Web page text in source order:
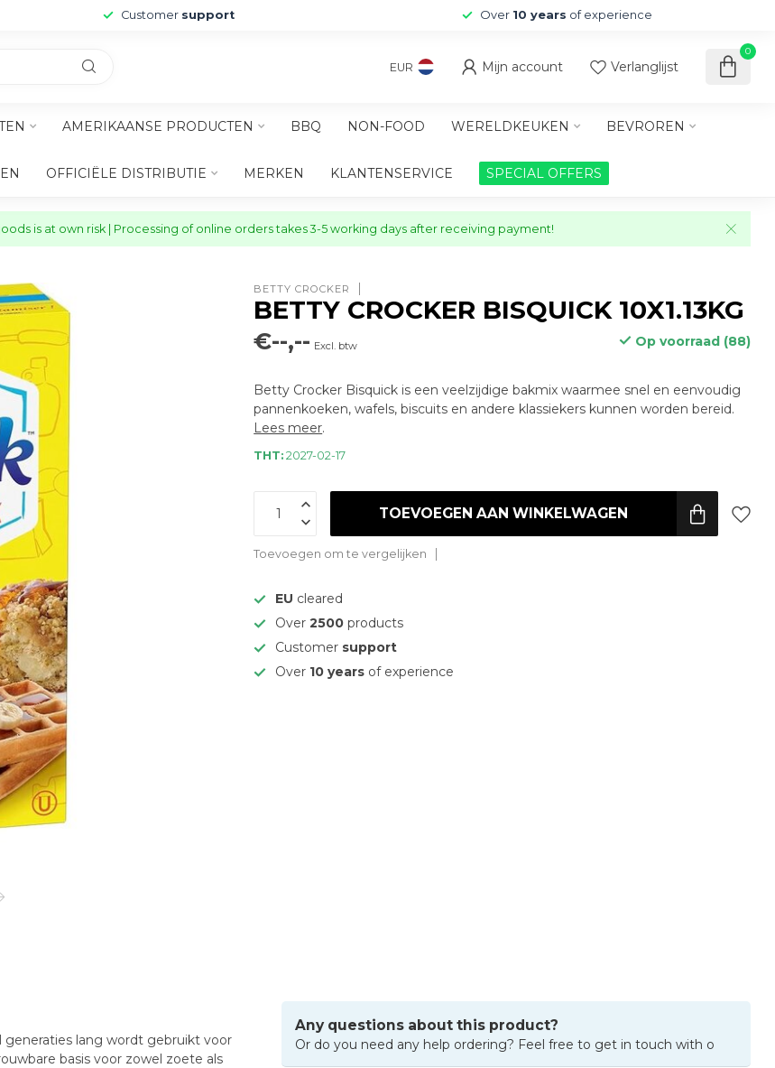
Customer support Over 10 years of experience
EUR Mijn account Verlanglijst
0
AMERIKAANSE PRODUCTEN BBQ NON-FOOD WERELDKEUKEN BEVROREN
OFFICIËLE DISTRIBUTIE MERKEN KLANTENSERVICE SPECIAL OFFERS
is at own risk | Processing of online orders takes 3-5 working days after receiving payment!
BETTY CROCKER
BETTY CROCKER BISQUICK 10X1.13KG
€--,-- Excl. btw Op voorraad (88)
Betty Crocker Bisquick is een veelzijdige bakmix waarmee snel en eenvoudig
pannenkoeken, wafels, biscuits en andere klassiekers kunnen worden bereid.
Lees meer.
THT: 2027-02-17
TOEVOEGEN AAN WINKELWAGEN
Toevoegen om te vergelijken
EU cleared
Over2500products
Customer support
Over 10 years of experience
generaties lang wordt gebruikt voor
basis voor zowel zoete als
Any questions about this product?
Or do you need any help ordering? Feel free to get in touch with o